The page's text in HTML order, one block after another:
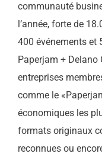
communauté
l’année, forte de
400 événements et
Paperjam + Delano
entreprises
comme le
économiques les
formats originaux
reconnues ou